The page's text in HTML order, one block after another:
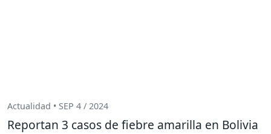
Actualidad • SEP 4 / 2024
Reportan 3 casos de fiebre amarilla en Bolivia